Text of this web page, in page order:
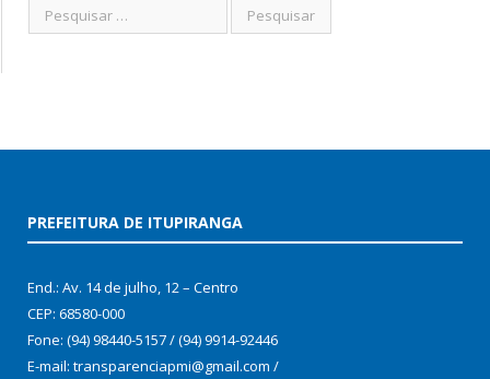
PREFEITURA DE ITUPIRANGA
End.: Av. 14 de julho, 12 – Centro
CEP: 68580-000
Fone: (94) 98440-5157 / (94) 9914-92446
E-mail: transparenciapmi@gmail.com /